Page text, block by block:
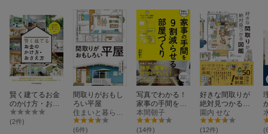
賢く建てるお金
のかけ方・おさ
え方
(2件)
間取りがおもし
ろい平屋
(6件)
写真でわかる！
家事の手間を9
割減らせる部屋
づくり
本間朝子
(14件)
好きな間取りが
絶対見つかる図
鑑
園内 せな
(12件)